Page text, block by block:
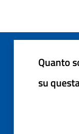
Quanto
su